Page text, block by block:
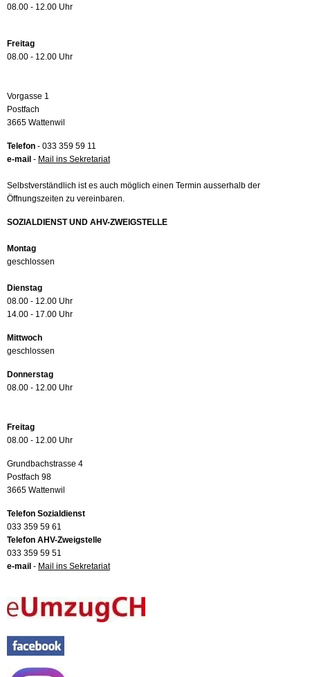
08.00 - 12.00 Uhr
Freitag
08.00 - 12.00 Uhr
Vorgasse 1
Postfach
3665 Wattenwil
Telefon - 033 359 59 11
e-mail - Mail ins Sekretariat
Selbstverständlich ist es auch möglich einen Termin ausserhalb der
Öffnungszeiten zu vereinbaren.
SOZIALDIENST UND AHV-ZWEIGSTELLE
Montag
geschlossen
Dienstag
08.00 - 12.00 Uhr
14.00 - 17.00 Uhr
Mittwoch
geschlossen
Donnerstag
08.00 - 12.00 Uhr
Freitag
08.00 - 12.00 Uhr
Grundbachstrasse 4
Postfach 98
3665 Wattenwil
Telefon Sozialdienst
033 359 59 61
Telefon AHV-Zweigstelle
033 359 59 51
e-mail - Mail ins Sekretariat